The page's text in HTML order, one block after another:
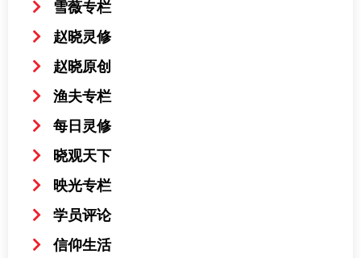
雪薇专栏
赵晓灵修
赵晓原创
渔夫专栏
每日灵修
晓观天下
映光专栏
学员评论
信仰生活